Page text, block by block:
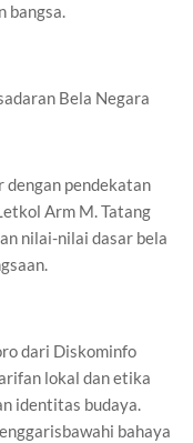
bangsa.
Bela Negara
dengan pendekatan
Arm M. Tatang
nilai-nilai dasar bela
dari Diskominfo
lokal dan etika
identitas budaya.
bahaya